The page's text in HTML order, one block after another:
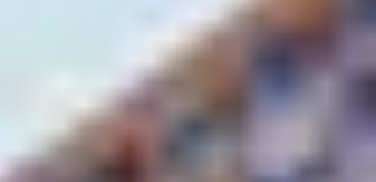
Club "L'hôtel du Golf"